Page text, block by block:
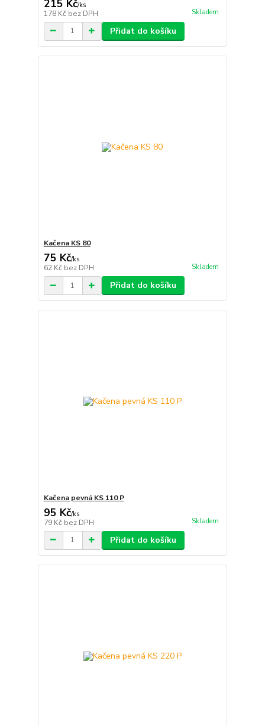
215 Kč/ks
178 Kč bez DPH Skladem
Přidat do košíku
Kačena KS 80
75 Kč/ks
62 Kč bez DPH Skladem
Přidat do košíku
Kačena pevná KS 110 P
95 Kč/ks
79 Kč bez DPH Skladem
Přidat do košíku